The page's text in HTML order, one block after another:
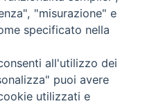
12 - 10121 Torino
Informativa privacy
"misurazione" e
specificato nella
all'utilizzo dei
puoi avere
utilizzati e